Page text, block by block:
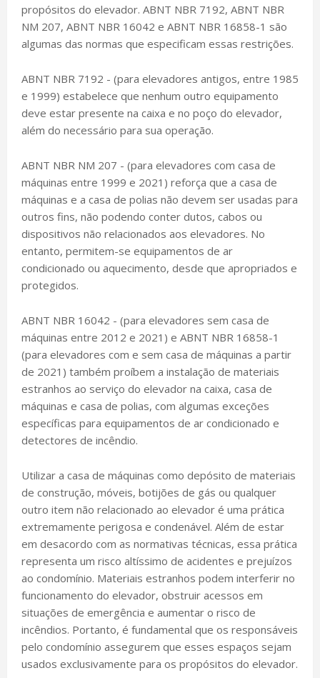
propósitos do elevador. ABNT NBR 7192, ABNT NBR
NM 207, ABNT NBR 16042 e ABNT NBR 16858-1 são
algumas das normas que especificam essas restrições.
ABNT NBR 7192 - (para elevadores antigos, entre 1985
e 1999) estabelece que nenhum outro equipamento
deve estar presente na caixa e no poço do elevador,
além do necessário para sua operação.
ABNT NBR NM 207 - (para elevadores com casa de
máquinas entre 1999 e 2021) reforça que a casa de
máquinas e a casa de polias não devem ser usadas para
outros fins, não podendo conter dutos, cabos ou
dispositivos não relacionados aos elevadores. No
entanto, permitem-se equipamentos de ar
condicionado ou aquecimento, desde que apropriados e
protegidos.
ABNT NBR 16042 - (para elevadores sem casa de
máquinas entre 2012 e 2021) e ABNT NBR 16858-1
(para elevadores com e sem casa de máquinas a partir
de 2021) também proíbem a instalação de materiais
estranhos ao serviço do elevador na caixa, casa de
máquinas e casa de polias, com algumas exceções
específicas para equipamentos de ar condicionado e
detectores de incêndio.
Utilizar a casa de máquinas como depósito de materiais
de construção, móveis, botijões de gás ou qualquer
outro item não relacionado ao elevador é uma prática
extremamente perigosa e condenável. Além de estar
em desacordo com as normativas técnicas, essa prática
representa um risco altíssimo de acidentes e prejuízos
ao condomínio. Materiais estranhos podem interferir no
funcionamento do elevador, obstruir acessos em
situações de emergência e aumentar o risco de
incêndios. Portanto, é fundamental que os responsáveis
pelo condomínio assegurem que esses espaços sejam
usados exclusivamente para os propósitos do elevador.